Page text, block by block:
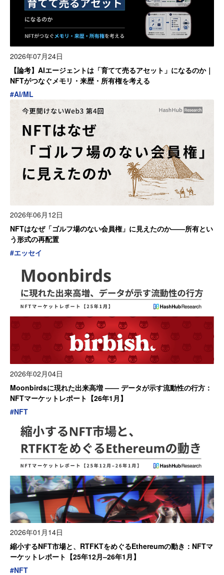
2026年07月24日
【論考】AIエージェントは「育てて売るアセット」になるのか｜
NFTがつなぐメモリ・来歴・所有権を考える
#AI/ML
2026年06月12日
NFTはなぜ「ゴルフ場のない会員権」に見えたのか——所有とい
う形式の再配置
#エッセイ
2026年02月04日
Moonbirdsに現れた出来高増 —— データが示す流動性の行方：
NFTマーケットレポート【26年1月】
#NFT
2026年01月14日
縮小するNFT市場と、RTFKTをめぐるEthereumの動き：NFTマ
ーケットレポート【25年12月–26年1月】
#NFT